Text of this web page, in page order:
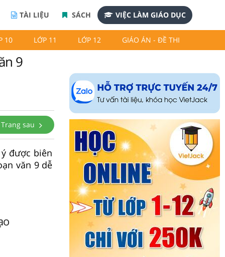
TÀI LIỆU SÁCH VIỆC LÀM GIÁO DỤC
10 LỚP 11 LỚP 12 GIÁO ÁN - ĐỀ THI
9
Trang sau
được biên
văn 9 dễ